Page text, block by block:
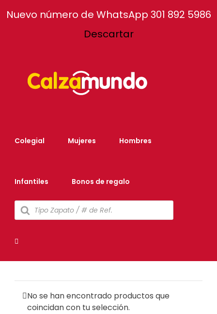
Nuevo número de WhatsApp 301 892 5986
Descartar
FacebookInstagram
Inicio Nosotros Tiendas
Atención al cliente
Colegial Mujeres Hombres
Infantiles Bonos de regalo
Búsqueda
de
productos
No se han encontrado productos que
coincidan con tu selección.